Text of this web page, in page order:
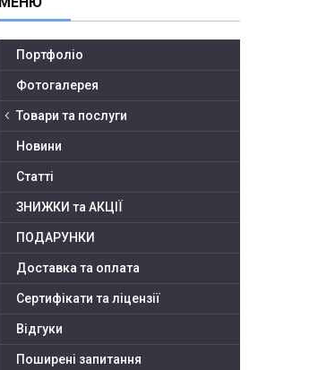
Портфоліо
Фотогалерея
Товари та послуги
Новини
Статті
ЗНИЖКИ та АКЦІЇ
ПОДАРУНКИ
Доставка та оплата
Сертифікати та ліцензії
Відгуки
Поширені запитання